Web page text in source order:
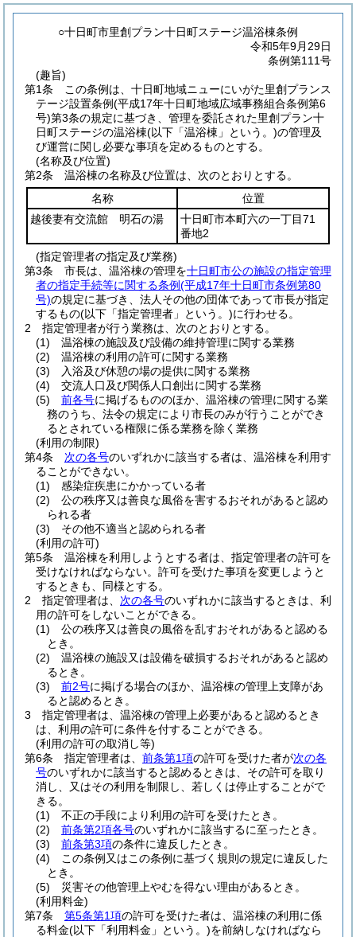
○十日町市里創プラン十日町ステージ温浴棟条例
令和5年9月29日
条例第111号
(趣旨)
第1条
この条例は、十日町地域ニューにいがた里創プランス
テージ設置条例(平成17年十日町地域広域事務組合条例第6
号)第3条の規定に基づき、管理を委託された里創プラン十
日町ステージの温浴棟(以下「温浴棟」という。)の管理及
び運営に関し必要な事項を定めるものとする。
(名称及び位置)
第2条
温浴棟の名称及び位置は、次のとおりとする。
名称
位置
越後妻有交流館 明石の湯
十日町市本町六の一丁目71
番地2
(指定管理者の指定及び業務)
第3条
市長は、温浴棟の管理を十日町市公の施設の指定管理
者の指定手続等に関する条例(平成17年十日町市条例第80
号)の規定に基づき、法人その他の団体であって市長が指定
するもの(以下「指定管理者」という。)に行わせる。
2
指定管理者が行う業務は、次のとおりとする。
(1)
温浴棟の施設及び設備の維持管理に関する業務
(2)
温浴棟の利用の許可に関する業務
(3)
入浴及び休憩の場の提供に関する業務
(4)
交流人口及び関係人口創出に関する業務
(5)
前各号に掲げるもののほか、温浴棟の管理に関する業
務のうち、法令の規定により市長のみが行うことができ
るとされている権限に係る業務を除く業務
(利用の制限)
第4条
次の各号のいずれかに該当する者は、温浴棟を利用す
ることができない。
(1)
感染症疾患にかかっている者
(2)
公の秩序又は善良な風俗を害するおそれがあると認め
られる者
(3)
その他不適当と認められる者
(利用の許可)
第5条
温浴棟を利用しようとする者は、指定管理者の許可を
受けなければならない。 許可を受けた事項を変更しようと
するときも、同様とする。
2
指定管理者は、 次の各号のいずれかに該当するときは、利
用の許可をしないことができる。
(1)
公の秩序又は善良の風俗を乱すおそれがあると認める
とき。
(2)
温浴棟の施設又は設備を破損するおそれがあると認め
るとき。
(3)
前2号に掲げる場合のほか、温浴棟の管理上支障があ
ると認めるとき。
3
指定管理者は、温浴棟の管理上必要があると認めるとき
は、利用の許可に条件を付することができる。
(利用の許可の取消し等)
第6条
指定管理者は、 前条第1項の許可を受けた者が次の各
号のいずれかに該当すると認めるときは、その許可を取り
消し、又はその利用を制限し、若しくは停止することがで
きる。
(1)
不正の手段により利用の許可を受けたとき。
(2)
前条第2項各号のいずれかに該当するに至ったとき。
(3)
前条第3項の条件に違反したとき。
(4)
この条例又はこの条例に基づく規則の規定に違反した
とき。
(5)
災害その他管理上やむを得ない理由があるとき。
(利用料金)
第7条
第5条第1項の許可を受けた者は、温浴棟の利用に係
る料金(以下「利用料金」という。)を前納しなければなら